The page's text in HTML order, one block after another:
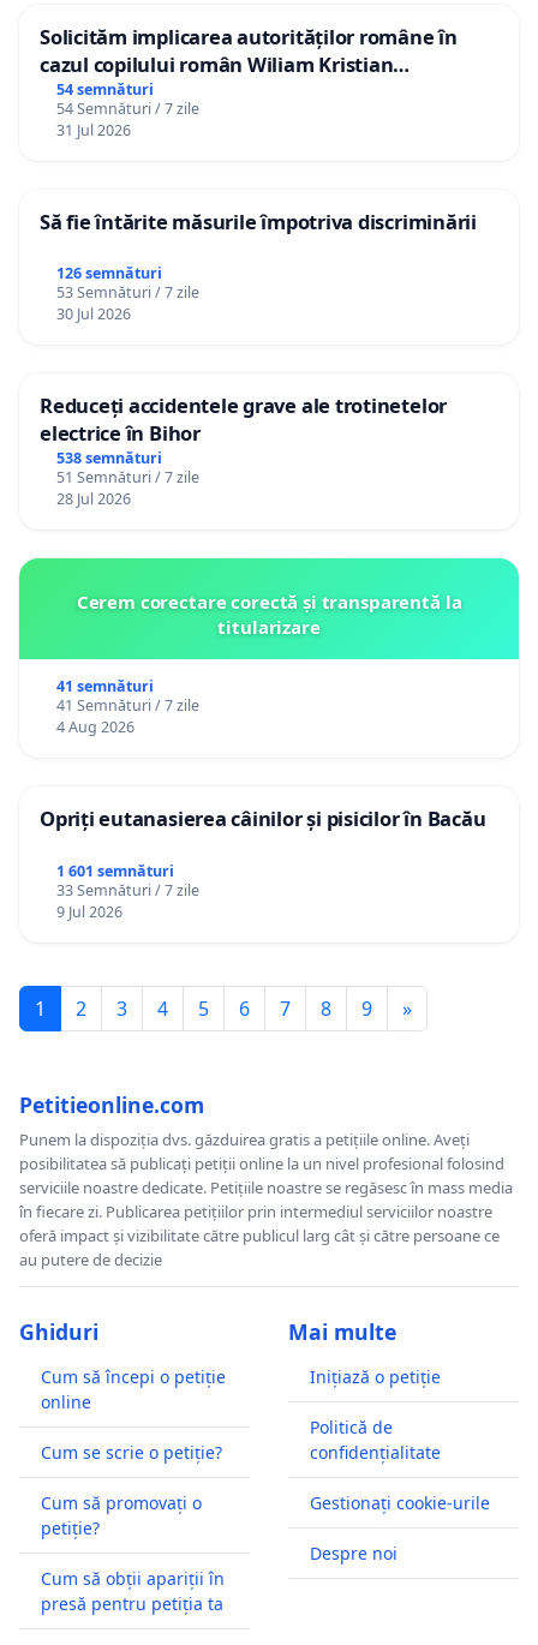
Solicităm implicarea autorităților române în
cazul copilului român Wiliam Kristian
Gheorghe, aflat în plasament în Danemarca de
12 ani
54 semnături
54 Semnături / 7 zile
31 Jul 2026
Să fie întărite măsurile împotriva discriminării
126 semnături
53 Semnături / 7 zile
30 Jul 2026
Reduceți accidentele grave ale trotinetelor
electrice în Bihor
538 semnături
51 Semnături / 7 zile
28 Jul 2026
Cerem corectare corectă și transparentă la
titularizare
41 semnături
41 Semnături / 7 zile
4 Aug 2026
Opriți eutanasierea câinilor și pisicilor în Bacău
1 601 semnături
33 Semnături / 7 zile
9 Jul 2026
1 2 3 4 5 6 7 8 9 »
Petitieonline.com
Punem la dispoziția dvs. găzduirea gratis a petițiile online. Aveți
posibilitatea să publicați petiții online la un nivel profesional folosind
serviciile noastre dedicate. Petițiile noastre se regăsesc în mass media
în fiecare zi. Publicarea petițiilor prin intermediul serviciilor noastre
oferă impact și vizibilitate către publicul larg cât și către persoane ce
au putere de decizie
Ghiduri
Cum să începi o petiție
online
Cum se scrie o petiție?
Cum să promovați o
petiție?
Cum să obții apariții în
presă pentru petiția ta
Mai multe
Inițiază o petiție
Politică de
confidențialitate
Gestionați cookie-urile
Despre noi